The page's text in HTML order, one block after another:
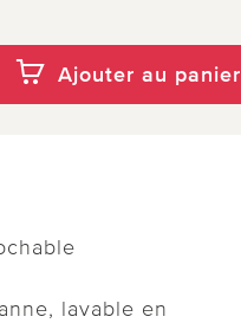
Ajouter au panier
lavable en